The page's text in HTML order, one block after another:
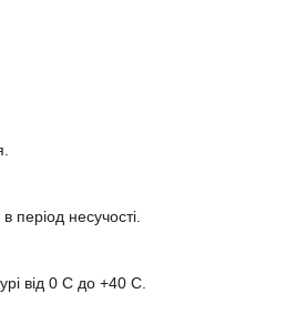
період несучості.
від 0 С до +40 С.